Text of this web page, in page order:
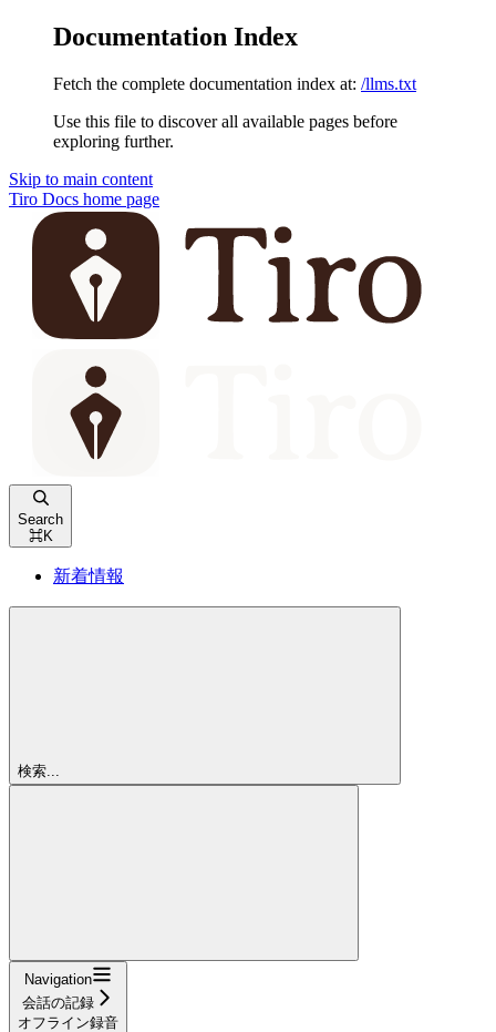
Documentation Index
Fetch the complete documentation index at: /llms.txt
Use this file to discover all available pages before
exploring further.
Skip to main content
Tiro Docs home page
Search
⌘K
新着情報
検索...
Navigation
会話の記録
オフライン録音